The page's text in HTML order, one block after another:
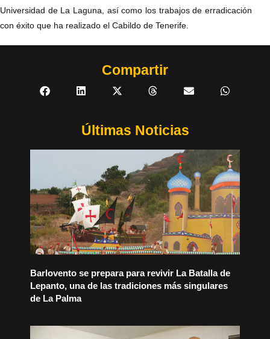
Universidad de La Laguna, así como los trabajos de erradicación
con éxito que ha realizado el Cabildo de Tenerife.
Compartir
Últimas Noticias
Barlovento se prepara para revivir La Batalla de
Lepanto, una de las tradiciones más singulares
de La Palma